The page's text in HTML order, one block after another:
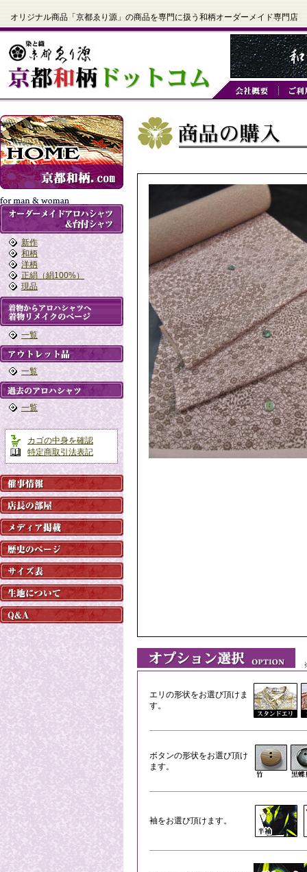
オリジナル商品「京都ゑり源」の商品を専門に扱う和柄オーダーメイド専門店
新作
和柄
洋柄
正絹（絹100%）
現品
一覧
一覧
一覧
カゴの中身を確認
特定商取引法表記
※
エリの形状をお選び頂けま
す。
ボタンの形状をお選び頂け
ます。
袖をお選び頂けます。